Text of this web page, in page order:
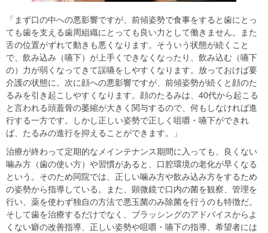
「まず口の中への悪影響ですが、前傾姿勢で食事をすると歯にとっ
ても歯を支える歯周組織にとっても良い力として働きません。また
舌の位置がずれて動きも悪くなります。そういう状態が続くこと
で、飲み込み（嚥下）が上手くできなくなったり、飲み込む（嚥下
の）力が弱くなってきて誤嚥をしやすくなります。放っておけば要
介護の状態に。次に顔への悪影響ですが、前傾姿勢が続くと顔のた
るみを引き起こしやすくなります。顔のたるみは、40代から起こる
と言われる頭蓋骨の萎縮が大きく関与するので、何もしなければ進
行する一方です。しかし正しい姿勢で正しく咀嚼・嚥下ができれ
ば、たるみの進行を抑えることができます。」
治療が終わって定期的なメインテナンス期間に入っても、良くない
噛み方（歯の使い方）や習慣があると、口腔環境の老化が早くなる
という。そのため同院では、正しい噛み方や飲み込み方をするため
の姿勢から指導している。また、顕微鏡で口内の菌を観察、管理を
行い、薬を使わず独自の方法で悪玉菌のみ除菌を行うのも特徴だ。
そして歯を治療するだけでなく、ブラッシングのアドバイスからよ
くない癖の改善指導、正しい姿勢や咀嚼・嚥下の指導、希望者には